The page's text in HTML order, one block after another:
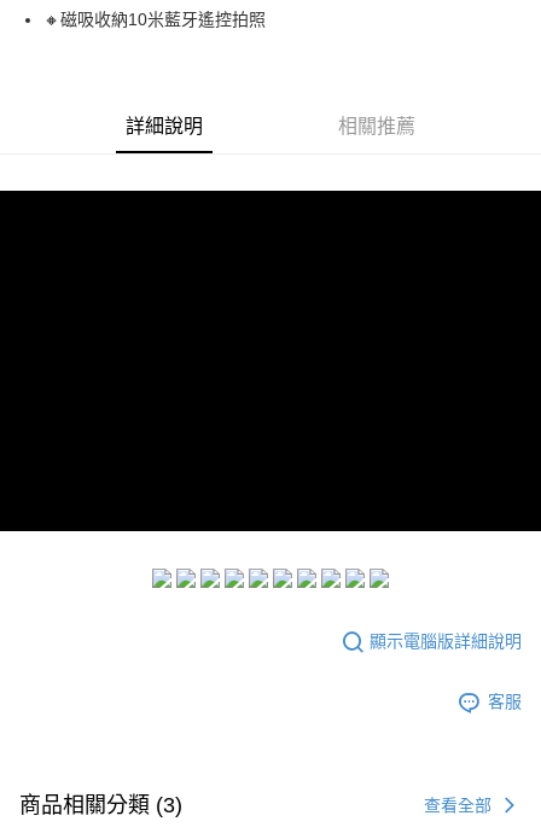
運送方式
🔸磁吸收納10米藍牙遙控拍照
詳細說明 相關推薦
顯示電腦版詳細說明
客服
商品相關分類 (3) 查看全部